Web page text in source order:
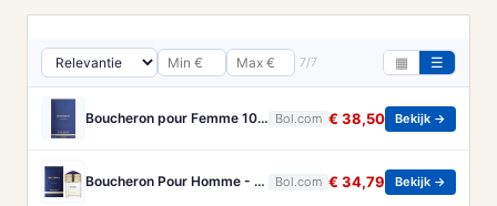
7/7 ▦ ☰
Boucheron pour Femme 100 ml Eau de Parfum - Damesparfum Bol.com € 38,50 Bekijk →
Boucheron Pour Homme - 100ml - Eau de toilette Bol.com € 34,79 Bekijk →